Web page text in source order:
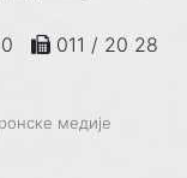
011 / 20 28
медије